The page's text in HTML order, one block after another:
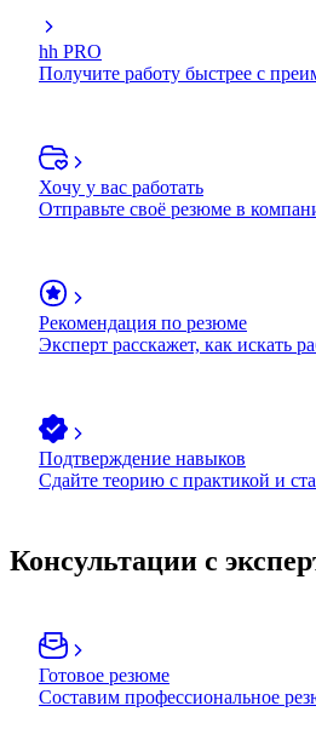
hh PRO
Получите работу быстрее с
Хочу у вас работать
Отправьте своё резюме в
Рекомендация по резюме
Эксперт расскажет, как искать
Подтверждение навыков
Сдайте теорию с практикой и
Консультации с
Готовое резюме
Составим профессиональное